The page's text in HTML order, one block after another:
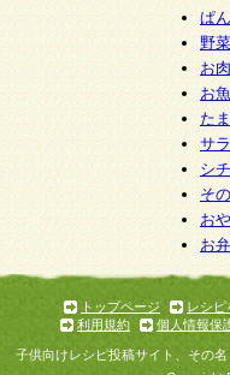
ぱん
野
お
お
た
サ
シ
そ
お
お
トップページ
レシピ
利用規約
個人情報保
子供向けレシピ投稿サイト、その